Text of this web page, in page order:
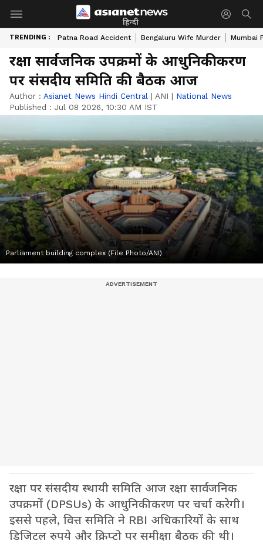
हिन्दी
TRENDING : Patna Road Accident Bengaluru Wife Murder Mumbai
रक्षा सार्वजनिक उपक्रमों के आधुनिकीकरण
पर संसदीय समिति की बैठक आज
Author : Asianet News Hindi Central | ANI | National News
Published : Jul 08 2026, 10:30 AM IST
Parliament building complex (File Photo/ANI)
रक्षा पर संसदीय स्थायी समिति आज रक्षा सार्वजनिक
उपक्रमों (DPSUs) के आधुनिकीकरण पर चर्चा करेगी।
इससे पहले, वित्त समिति ने RBI अधिकारियों के साथ
डिजिटल रुपये और क्रिप्टो पर समीक्षा बैठक की थी।